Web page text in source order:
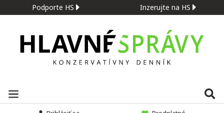
Podporte HS Inzerujte na HS